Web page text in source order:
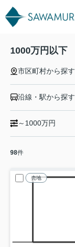
1000万円以下
市区町村から探す
沿線・駅から探す
～1000万円
98件
売地